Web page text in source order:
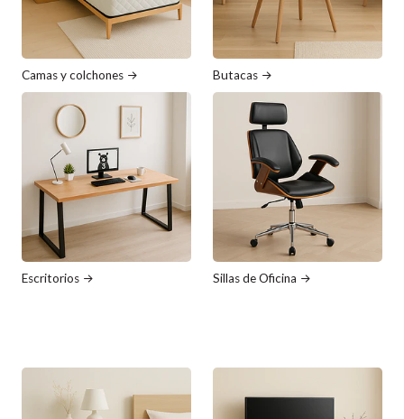
Camas y colchones Butacas
Escritorios Sillas de Oficina